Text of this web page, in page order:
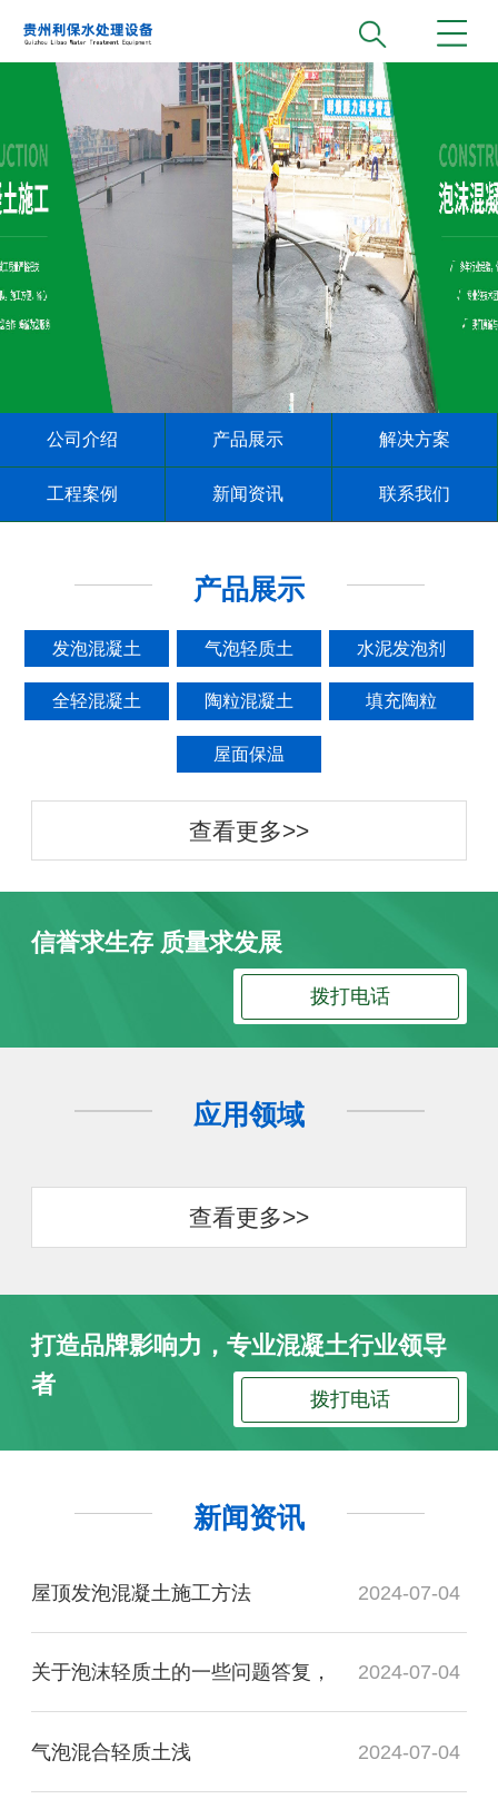
公司介绍 产品展示 解决方案
工程案例 新闻资讯 联系我们
产品展示
发泡混凝土 气泡轻质土 水泥发泡剂
全轻混凝土 陶粒混凝土 填充陶粒
屋面保温
查看更多>>
信誉求生存 质量求发展
拨打电话
应用领域
查看更多>>
打造品牌影响力，专业混凝土行业领导
者
拨打电话
新闻资讯
屋顶发泡混凝土施工方法 2024-07-04
关于泡沫轻质土的一些问题答复， 2024-07-04
气泡混合轻质土​浅 2024-07-04